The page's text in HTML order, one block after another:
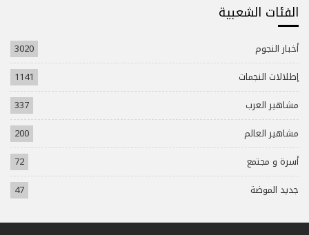
الفئات الشعبية
أخبار النجوم
3020
إطلالات النجمات
1141
مشاهير العرب
337
مشاهير العالم
200
أسرة و مجتمع
72
جديد الموضة
47